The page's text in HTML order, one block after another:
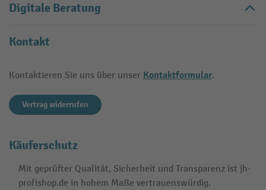
Digitale Beratung
Kontakt
Kontaktieren Sie uns über unser Kontaktformular.
Vertrag widerrufen
Käuferschutz
Mit geprüfter Qualität, Sicherheit und Transparenz ist jh-
profishop.de in hohem Maße vertrauenswürdig.